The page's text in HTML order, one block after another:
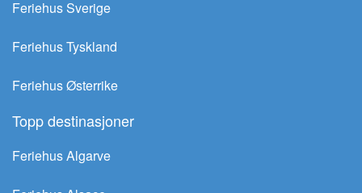
Feriehus Sverige
Feriehus Tyskland
Feriehus Østerrike
Topp destinasjoner
Feriehus Algarve